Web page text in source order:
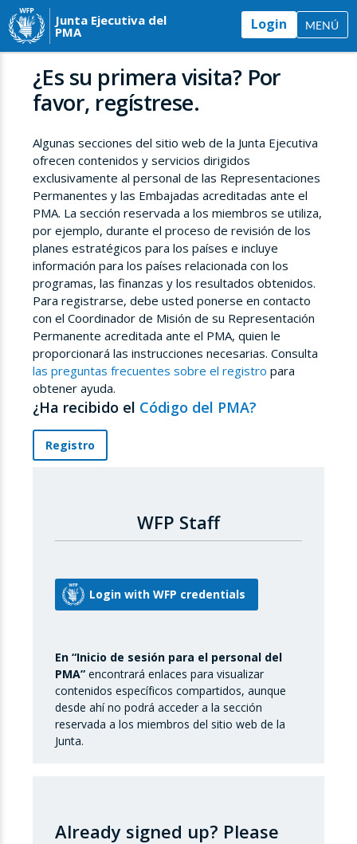
Junta Ejecutiva del
PMA Login MENÚ
¿Es su primera visita? Por
favor, regístrese.
Algunas secciones del sitio web de la Junta Ejecutiva
ofrecen contenidos y servicios dirigidos
exclusivamente al personal de las Representaciones
Permanentes y las Embajadas acreditadas ante el
PMA. La sección reservada a los miembros se utiliza,
por ejemplo, durante el proceso de revisión de los
planes estratégicos para los países e incluye
información para los países relacionada con los
programas, las finanzas y los resultados obtenidos.
Para registrarse, debe usted ponerse en contacto
con el Coordinador de Misión de su Representación
Permanente acreditada ante el PMA, quien le
proporcionará las instrucciones necesarias. Consulta
las preguntas frecuentes sobre el registro para
obtener ayuda.
¿Ha recibido el Código del PMA?
Registro
WFP Staff
En “Inicio de sesión para el personal del
PMA” encontrará enlaces para visualizar
contenidos específicos compartidos, aunque
desde ahí no podrá acceder a la sección
reservada a los miembros del sitio web de la
Junta.
Already signed up? Please